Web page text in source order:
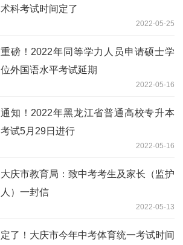
术科考试时间定了
2022-05-25
重磅！2022年同等学力人员申请硕士学
位外国语水平考试延期
2022-05-16
通知！2022年黑龙江省普通高校专升本
考试5月29日进行
2022-05-16
大庆市教育局：致中考考生及家长（监护
人）一封信
2022-05-13
定了！大庆市今年中考体育统一考试时间